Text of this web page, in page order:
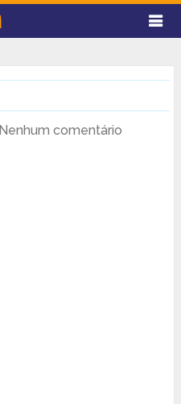
Nenhum comentário